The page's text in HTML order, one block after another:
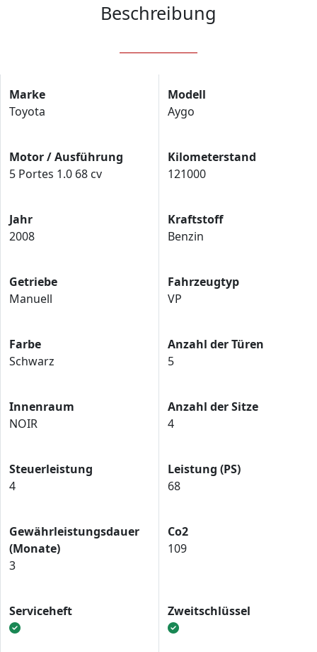
Beschreibung
Marke
Toyota
Modell
Aygo
Motor / Ausführung
5 Portes 1.0 68 cv
Kilometerstand
121000
Jahr
2008
Kraftstoff
Benzin
Getriebe
Manuell
Fahrzeugtyp
VP
Farbe
Schwarz
Anzahl der Türen
5
Innenraum
NOIR
Anzahl der Sitze
4
Steuerleistung
4
Leistung (PS)
68
Gewährleistungsdauer
(Monate)
3
Co2
109
Serviceheft Zweitschlüssel